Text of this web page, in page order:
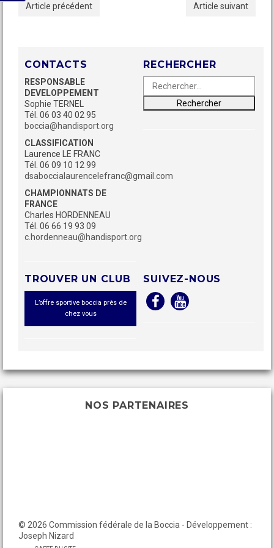
Article précédent Article suivant
CONTACTS
RESPONSABLE
DEVELOPPEMENT
Sophie TERNEL
Tél. 06 03 40 02 95
boccia@handisport.org
CLASSIFICATION
Laurence LE FRANC
Tél. 06 09 10 12 99
dsaboccialaurencelefranc@gmail.com
CHAMPIONNATS DE
FRANCE
Charles HORDENNEAU
Tél. 06 66 19 93 09
c.hordenneau@handisport.org
RECHERCHER
Rechercher :
Recherche
TROUVER UN CLUB
L’offre sportive boccia près de
chez vous
SUIVEZ-NOUS
NOS PARTENAIRES
© 2026 Commission fédérale de la Boccia - Développement :
Joseph Nizard